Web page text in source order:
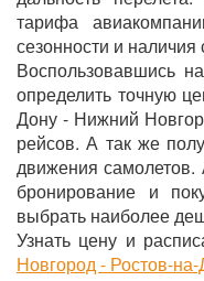
тарифа
сезонности и
Воспользовавшись
определить точную
Дону - Нижний
рейсов. А так же
движения самолетов.
бронирование и
выбрать наиболее
Узнать цену и
Новгород - Ростов-